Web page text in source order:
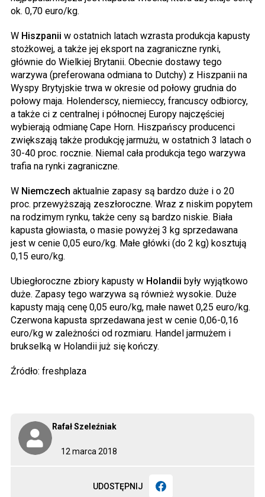
12 marca 2018
Rafał Szeleźniak
UDOSTĘPNIJ
ok. 0,70 euro/kg.
W Hiszpanii w ostatnich latach wzrasta produkcja kapusty
stożkowej, a także jej eksport na zagraniczne rynki,
głównie do Wielkiej Brytanii. Obecnie dostawy tego
warzywa (preferowana odmiana to Dutchy) z Hiszpanii na
Wyspy Brytyjskie trwa w okresie od połowy grudnia do
połowy maja. Holenderscy, niemieccy, francuscy odbiorcy,
a także ci z centralnej i północnej Europy najczęściej
wybierają odmianę Cape Horn. Hiszpańscy producenci
zwiększają także produkcję jarmużu, w ostatnich 3 latach o
30-40 proc. rocznie. Niemal cała produkcja tego warzywa
trafia na rynki zagraniczne.
W Niemczech aktualnie zapasy są bardzo duże i o 20
proc. przewyższają zeszłoroczne. Wraz z niskim popytem
na rodzimym rynku, także ceny są bardzo niskie. Biała
kapusta głowiasta, o masie powyżej 3 kg sprzedawana
jest w cenie 0,05 euro/kg. Małe główki (do 2 kg) kosztują
0,15 euro/kg.
Ubiegłoroczne zbiory kapusty w Holandii były wyjątkowo
duże. Zapasy tego warzywa są również wysokie. Duże
kapusty mają cenę 0,05 euro/kg, małe nawet 0,25 euro/kg.
Czerwona kapusta sprzedawana jest w cenie 0,06-0,16
euro/kg w zależności od rozmiaru. Handel jarmużem i
brukselką w Holandii już się kończy.
Źródło: freshplaza